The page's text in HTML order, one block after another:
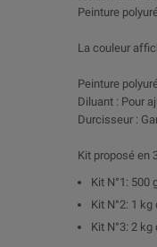
Peinture
La couleur
Peinture
Diluant : Pour
Durcisseur :
Kit proposé en
Kit N°1: 500
Kit N°2: 1
Kit N°3: 2